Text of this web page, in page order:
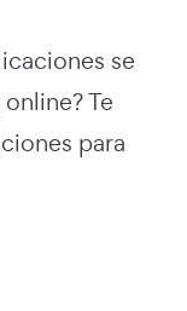
se
Te
para